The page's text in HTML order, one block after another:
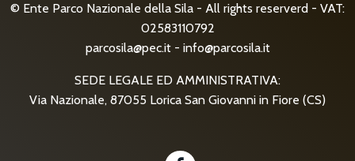
© Ente Parco Nazionale della Sila - All rights reserverd - VAT:
02583110792
parcosila@pec.it- info@parcosila.it
SEDE LEGALE ED AMMINISTRATIVA:
Via Nazionale, 87055 Lorica San Giovanni in Fiore (CS)